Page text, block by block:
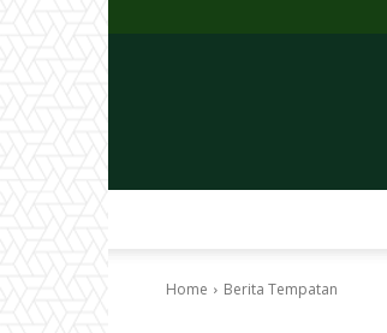
Home Berita Tempatan